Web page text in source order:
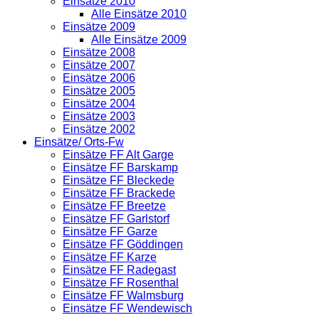
Alle Einsätze 2010
Einsätze 2009
Alle Einsätze 2009
Einsätze 2008
Einsätze 2007
Einsätze 2006
Einsätze 2005
Einsätze 2004
Einsätze 2003
Einsätze 2002
Einsätze/ Orts-Fw
Einsätze FF Alt Garge
Einsätze FF Barskamp
Einsätze FF Bleckede
Einsätze FF Brackede
Einsätze FF Breetze
Einsätze FF Garlstorf
Einsätze FF Garze
Einsätze FF Göddingen
Einsätze FF Karze
Einsätze FF Radegast
Einsätze FF Rosenthal
Einsätze FF Walmsburg
Einsätze FF Wendewisch